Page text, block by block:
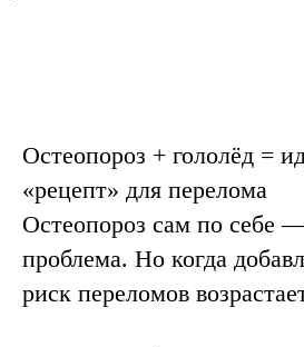
Остеопороз + гололёд =
«рецепт» для перелома
Остеопороз сам по себе —
проблема. Но когда
риск переломов